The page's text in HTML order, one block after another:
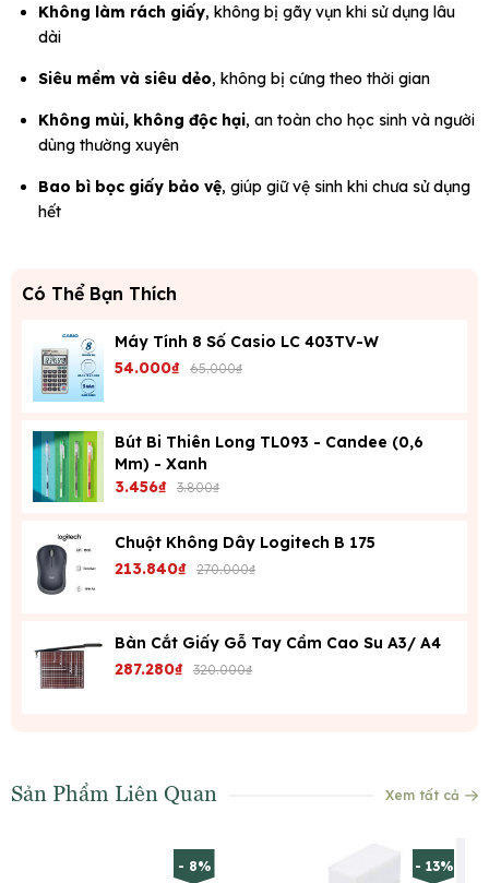
Không làm rách giấy, không bị gãy vụn khi sử dụng lâu
dài
Siêu mềm và siêu dẻo, không bị cứng theo thời gian
Không mùi, không độc hại, an toàn cho học sinh và người
dùng thường xuyên
Bao bì bọc giấy bảo vệ, giúp giữ vệ sinh khi chưa sử dụng
hết
Có Thể Bạn Thích
Máy Tính 8 Số Casio LC 403TV-W
54.000₫ 65.000₫
Bút Bi Thiên Long TL093 - Candee (0,6
Mm) - Xanh
3.456₫ 3.800₫
Chuột Không Dây Logitech B 175
213.840₫ 270.000₫
Bàn Cắt Giấy Gỗ Tay Cầm Cao Su A3/ A4
287.280₫ 320.000₫
Sản Phẩm Liên Quan Xem tất cả
- 8% - 13%